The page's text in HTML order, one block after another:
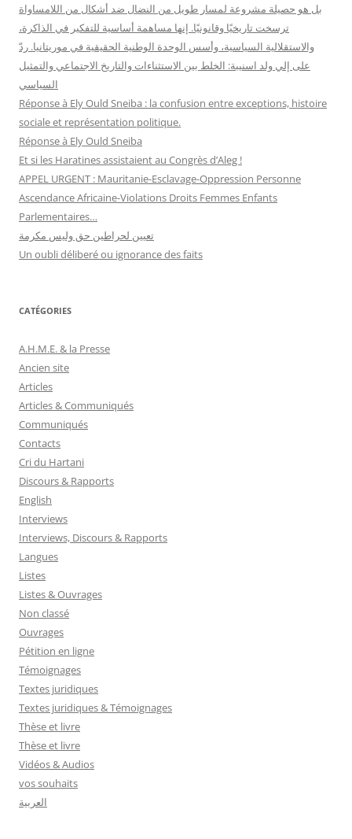
بل هو حصيلة مشروعة لمسار طويل من النضال ضد أشكال من اللامساواة
ترسخت تاريخيًا وقانونيًا. إنها مساهمة أساسية للتفكير في الذاكرة،
والاستقلالية السياسية، وأسس الوحدة الوطنية الحقيقية في موريتانيا. ردّ
على إلي ولد اسنيبة: الخلط بين الاستثناءات والتاريخ الاجتماعي والتمثيل
السياسي
Réponse à Ely Ould Sneiba : la confusion entre exceptions, histoire
sociale et représentation politique.
Réponse à Ely Ould Sneiba
Et si les Haratines assistaient au Congrès d’Aleg !
APPEL URGENT : Mauritanie-Esclavage-Oppression Personne
Ascendance Africaine-Violations Droits Femmes Enfants
Parlementaires…
تعيين لحراطين حق وليس مكرمة
Un oubli déliberé ou ignorance des faits
CATÉGORIES
A.H.M.E. & la Presse
Ancien site
Articles
Articles & Communiqués
Communiqués
Contacts
Cri du Hartani
Discours & Rapports
English
Interviews
Interviews, Discours & Rapports
Langues
Listes
Listes & Ouvrages
Non classé
Ouvrages
Pétition en ligne
Témoignages
Textes juridiques
Textes juridiques & Témoignages
Thèse et livre
Thèse et livre
Vidéos & Audios
vos souhaits
العربية